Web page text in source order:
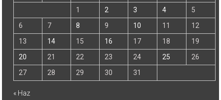
1
2 3 4
5
6
7 8 9 10 11
12
13
14 15 16 17 18
19
20
21 22 23 24 25
26
27
28 29 30 31
« Haz